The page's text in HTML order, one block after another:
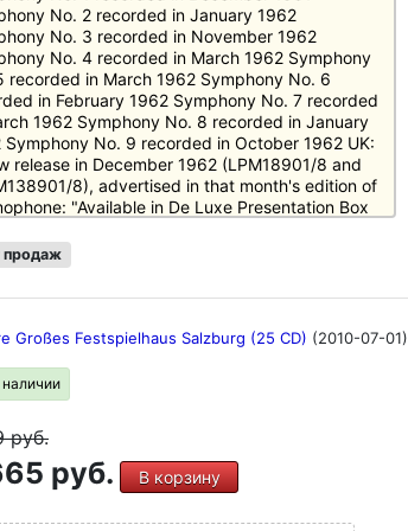
No. 2 recorded in January 1962
No. 3 recorded in November 1962
No. 4 recorded in March 1962 Symphony
recorded in March 1962 Symphony No. 6
in February 1962 Symphony No. 7 recorded
1962 Symphony No. 8 recorded in January
Symphony No. 9 recorded in October 1962 UK:
release in December 1962 (LPM18901/8 and
8), advertised in that month's edition of
"Available in De Luxe Presentation Box
- Full review in Gramophone, February
pp. 382-4 (new catalogue numbers KL1-8 and
продаж
Großes Festspielhaus Salzburg (25 CD) (2010-07-01)
наличии
руб.
руб. В корзину